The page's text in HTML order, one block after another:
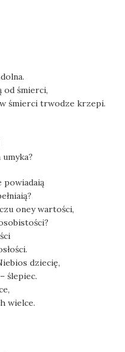
od śmierci,
śmierci trwodze krzepi.
powiadaią
oney wartości,
dziecię,
ślepiec.
wielce.